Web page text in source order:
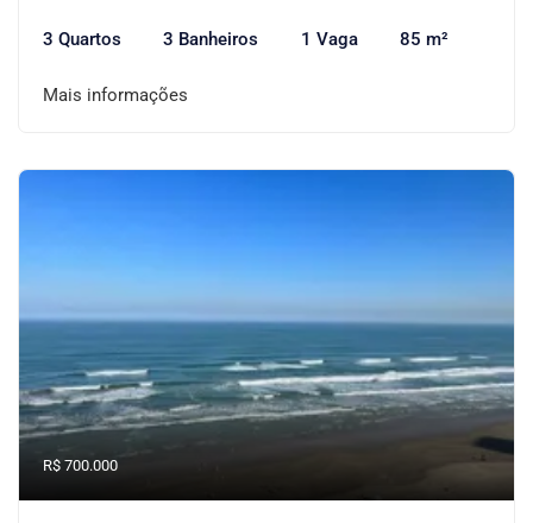
3 Quartos 3 Banheiros 1 Vaga 85 m²
Mais informações
R$ 700.000